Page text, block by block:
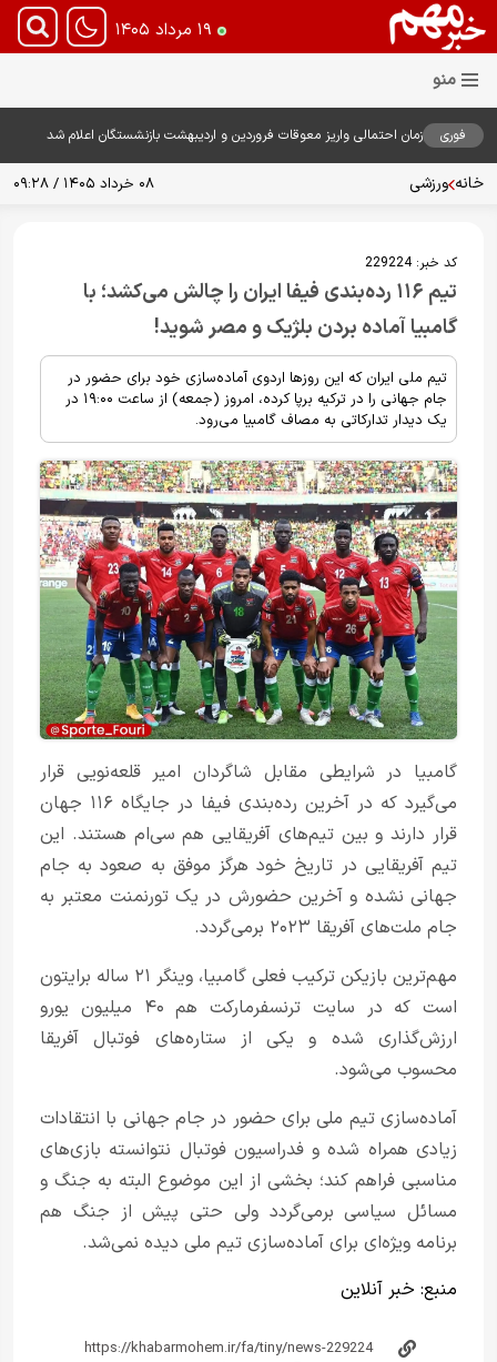
۱۹ مرداد ۱۴۰۵
فوری زمان احتمالی واریز معوقات فروردین و اردیبهشت بازنشستگان اعلام شد
خانه ورزشی ۰۸ خرداد ۱۴۰۵ / ۰۹:۲۸
کد خبر:229224
تیم ۱۱۶ رده‌بندی فیفا ایران را چالش می‌کشد؛ با
گامبیا آماده بردن بلژیک و مصر شوید!
تیم ملی ایران که این روزها اردوی آماده‌سازی خود برای حضور در
جام جهانی را در ترکیه برپا کرده، امروز (جمعه) از ساعت ۱۹:۰۰ در
یک دیدار تدارکاتی به مصاف گامبیا می‌رود.
گامبیا در شرایطی مقابل شاگردان امیر قلعه‌نویی قرار
می‌گیرد که در آخرین رده‌بندی فیفا در جایگاه ۱۱۶ جهان
قرار دارند و بین تیم‌های آفریقایی هم سی‌ام هستند. این
تیم آفریقایی در تاریخ خود هرگز موفق به صعود به جام
جهانی نشده و آخرین حضورش در یک تورنمنت معتبر به
جام ملت‌های آفریقا ۲۰۲۳ برمی‌گردد.
مهم‌ترین بازیکن ترکیب فعلی گامبیا، وینگر ۲۱ ساله برایتون
است که در سایت ترنسفرمارکت هم ۴۰ میلیون یورو
ارزش‌گذاری شده و یکی از ستاره‌های فوتبال آفریقا
محسوب می‌شود.
آماده‌سازی تیم ملی برای حضور در جام جهانی با انتقادات
زیادی همراه شده و فدراسیون فوتبال نتوانسته بازی‌های
مناسبی فراهم کند؛ بخشی از این موضوع البته به جنگ و
مسائل سیاسی برمی‌گردد ولی حتی پیش از جنگ هم
برنامه ویژه‌ای برای آماده‌سازی تیم ملی دیده نمی‌شد.
منبع: خبر آنلاین